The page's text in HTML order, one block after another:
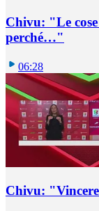
Chivu: "Le
perché…"
06:28
Chivu: